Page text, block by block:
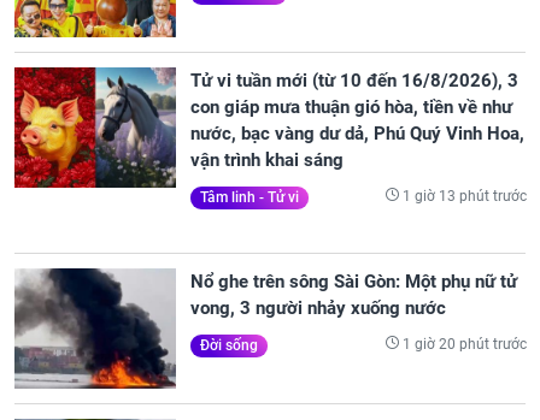
Tử vi tuần mới (từ 10 đến 16/8/2026), 3
con giáp mưa thuận gió hòa, tiền về như
nước, bạc vàng dư dả, Phú Quý Vinh Hoa,
vận trình khai sáng
Tâm linh - Tử vi 1 giờ 13 phút trước
Nổ ghe trên sông Sài Gòn: Một phụ nữ tử
vong, 3 người nhảy xuống nước
Đời sống 1 giờ 20 phút trước